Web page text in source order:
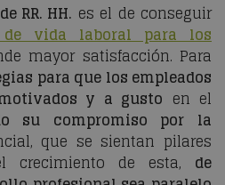
RR. HH. es el de conseguir
vida laboral para los
mayor satisfacción. Para
para que los empleados
y a gusto en el
su compromiso por la
que se sientan pilares
crecimiento de esta, de